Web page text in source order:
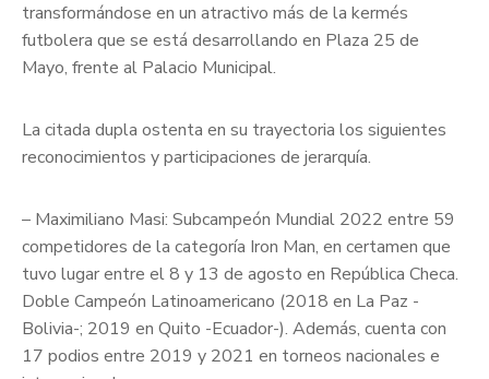
transformándose en un atractivo más de la kermés
futbolera que se está desarrollando en Plaza 25 de
Mayo, frente al Palacio Municipal.
La citada dupla ostenta en su trayectoria los siguientes
reconocimientos y participaciones de jerarquía.
– Maximiliano Masi: Subcampeón Mundial 2022 entre 59
competidores de la categoría Iron Man, en certamen que
tuvo lugar entre el 8 y 13 de agosto en República Checa.
Doble Campeón Latinoamericano (2018 en La Paz -
Bolivia-; 2019 en Quito -Ecuador-). Además, cuenta con
17 podios entre 2019 y 2021 en torneos nacionales e